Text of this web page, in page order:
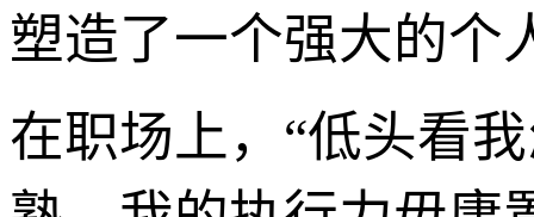
塑造了一个强大的个
在职场上，“低头看